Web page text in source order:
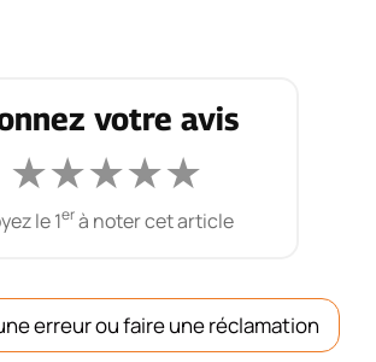
votre avis
★★★★★
le 1erà noter cet article
erreur ou faire une réclamation